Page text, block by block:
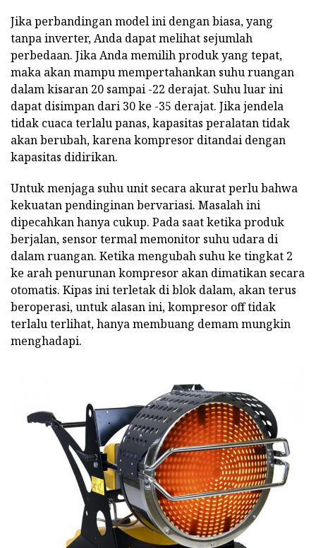
Jika perbandingan model ini dengan biasa, yang
tanpa inverter, Anda dapat melihat sejumlah
perbedaan. Jika Anda memilih produk yang tepat,
maka akan mampu mempertahankan suhu ruangan
dalam kisaran 20 sampai -22 derajat. Suhu luar ini
dapat disimpan dari 30 ke -35 derajat. Jika jendela
tidak cuaca terlalu panas, kapasitas peralatan tidak
akan berubah, karena kompresor ditandai dengan
kapasitas didirikan.
Untuk menjaga suhu unit secara akurat perlu bahwa
kekuatan pendinginan bervariasi. Masalah ini
dipecahkan hanya cukup. Pada saat ketika produk
berjalan, sensor termal memonitor suhu udara di
dalam ruangan. Ketika mengubah suhu ke tingkat 2
ke arah penurunan kompresor akan dimatikan secara
otomatis. Kipas ini terletak di blok dalam, akan terus
beroperasi, untuk alasan ini, kompresor off tidak
terlalu terlihat, hanya membuang demam mungkin
menghadapi.